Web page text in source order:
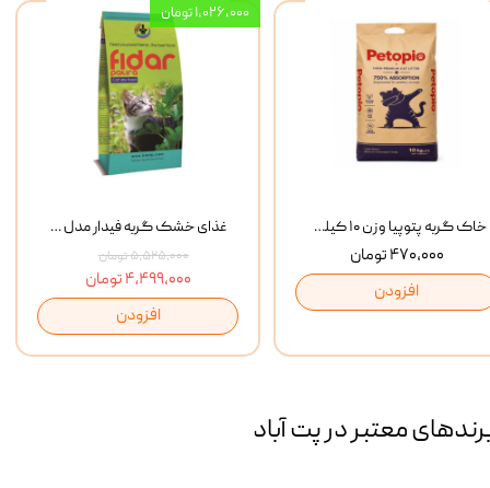
غذای خشک گربه فیدار مدل Adult وزن 10 کیلوگرم
۵,۵۲۵,۰۰۰ تومان
۴,۴۹۹,۰۰۰ تومان
افزودن
۱,۰۲۶,۰۰۰ تومان
خاک گربه پتوپیا وزن ۱۰ کیلوگرم
۴۷۰,۰۰۰ تومان
افزودن
معتبر در پت آباد